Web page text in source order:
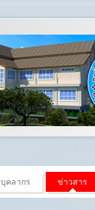
บุคลากร ข่าวสาร